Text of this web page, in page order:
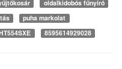
oldalkidobós fűnyíró
puha markolat
8595614929028